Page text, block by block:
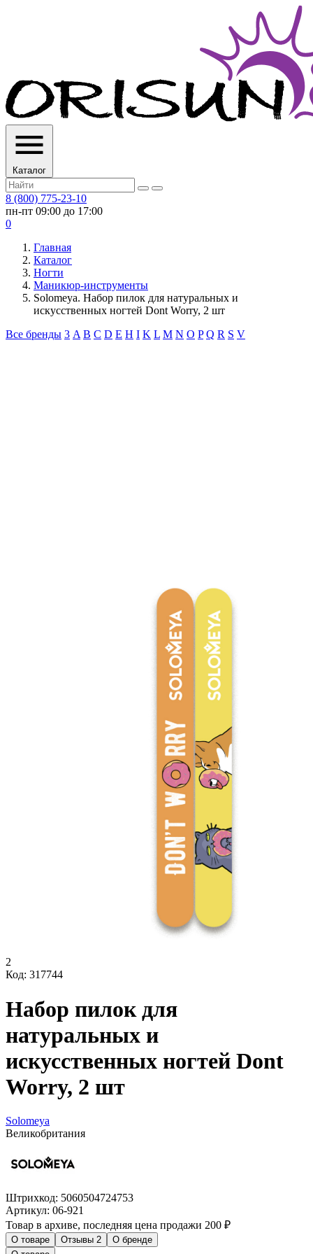
Каталог
8 (800) 775-23-10
пн-пт 09:00 до 17:00
0
Главная
Каталог
Ногти
Маникюр-инструменты
Solomeya. Набор пилок для натуральных и
искусственных ногтей Dont Worry, 2 шт
Все бренды 3 A B C D E H I K L M N O P Q R S V
2
Код: 317744
Набор пилок для
натуральных и
искусственных ногтей Dont
Worry, 2 шт
Solomeya
Великобритания
Штрихкод: 5060504724753
Артикул: 06-921
Товар в архиве, последняя цена продажи 200 ₽
О товаре Отзывы 2
О бренде